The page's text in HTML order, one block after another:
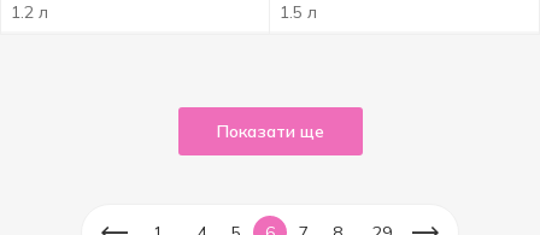
1.2 л 1.5 л
Показати ще